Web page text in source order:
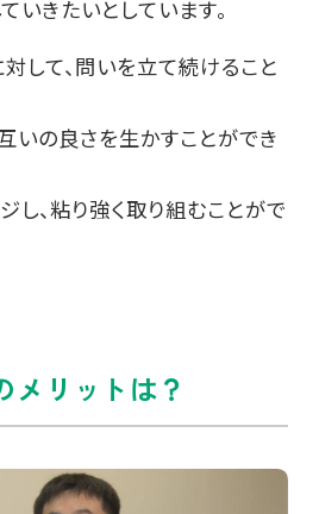
いきたいとしています。
して、問いを立て続けること
いの良さを生かすことができ
し、粘り強く取り組むことがで
メリットは？